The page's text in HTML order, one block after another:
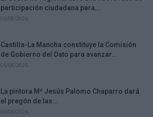
participación ciudadana para...
06/08/2026
Castilla-La Mancha constituye la Comisión
de Gobierno del Dato para avanzar...
06/08/2026
La pintora Mª Jesús Palomo Chaparro dará
el pregón de las...
06/08/2026